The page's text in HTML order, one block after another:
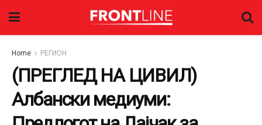
Home РЕГИОН
(ПРЕГЛЕД НА ЦИВИЛ)
Албански медиуми: